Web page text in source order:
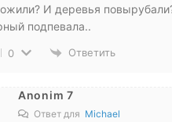
И деревья
подпевала..
0 Ответить
Anonim 7
Ответ для Michael